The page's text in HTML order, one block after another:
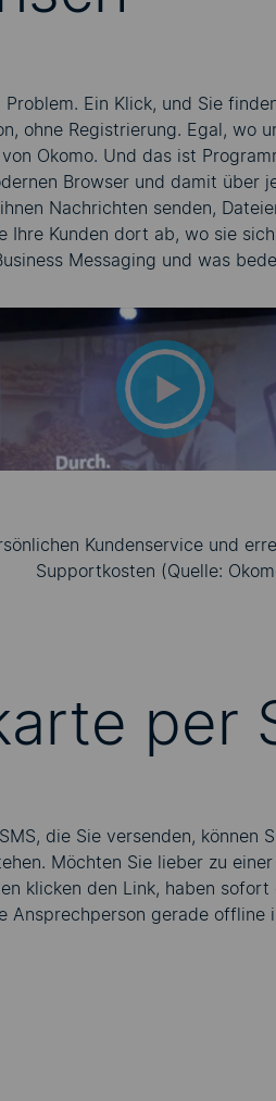
Ein Klick, und Sie
ohne Registrierung. Egal, wo
Okomo. Und das ist
Browser und damit über
Nachrichten senden,
Kunden dort ab, wo sie
Messaging und was
Inhalt
zustimmen.
Cookie-Einstellungen
Kundenservice und
Supportkosten (Quelle:
per
die Sie versenden,
Möchten Sie lieber zu
klicken den Link, haben
gerade